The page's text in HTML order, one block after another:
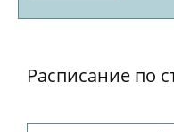
Расписание по